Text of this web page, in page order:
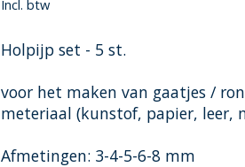
Incl. btw
Holpijp set - 5 st.
voor het maken van gaatjes /
meteriaal (kunstof, papier, leer,
Afmetingen: 3-4-5-6-8 mm